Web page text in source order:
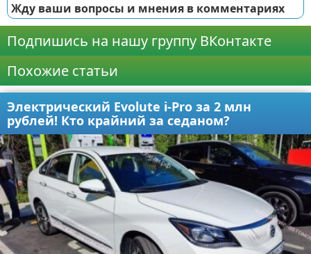
Жду ваши вопросы и мнения в комментариях
Подпишись на нашу группу ВКонтакте
Похожие статьи
Электрический Evolute i-Pro за 2 млн
рублей! Кто крайний за седаном?